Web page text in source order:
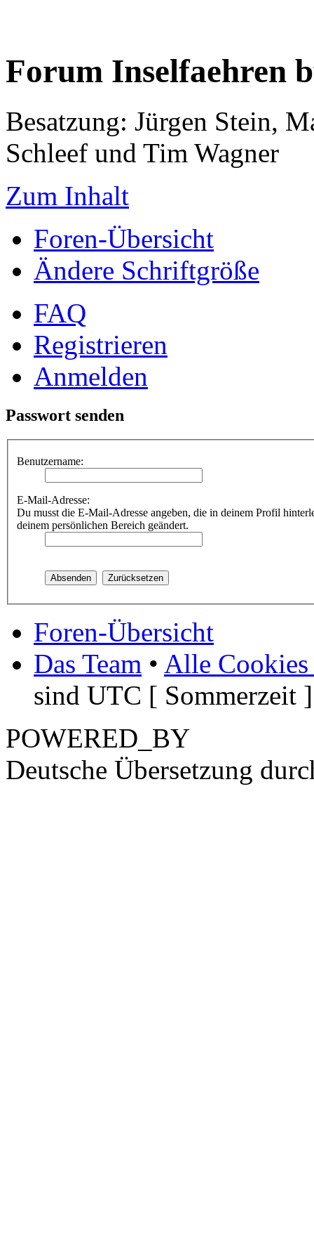
Forum Inselfaehren
Besatzung: Jürgen Stein,
Schleef und Tim Wagner
Zum Inhalt
Foren-Übersicht
Ändere Schriftgröße
FAQ
Registrieren
Anmelden
Passwort senden
Benutzername:
E-Mail-Adresse:
Du musst die E-Mail-Adresse angeben, die in deinem Profil
deinem persönlichen Bereich geändert.
Foren-Übersicht
Das Team • Alle Cookies
sind UTC [ Sommerzeit ]
POWERED_BY
Deutsche Übersetzung